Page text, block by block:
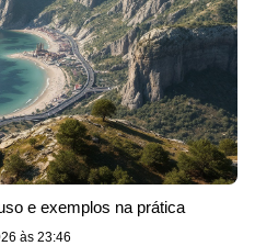
e exemplos na prática
às 23:46